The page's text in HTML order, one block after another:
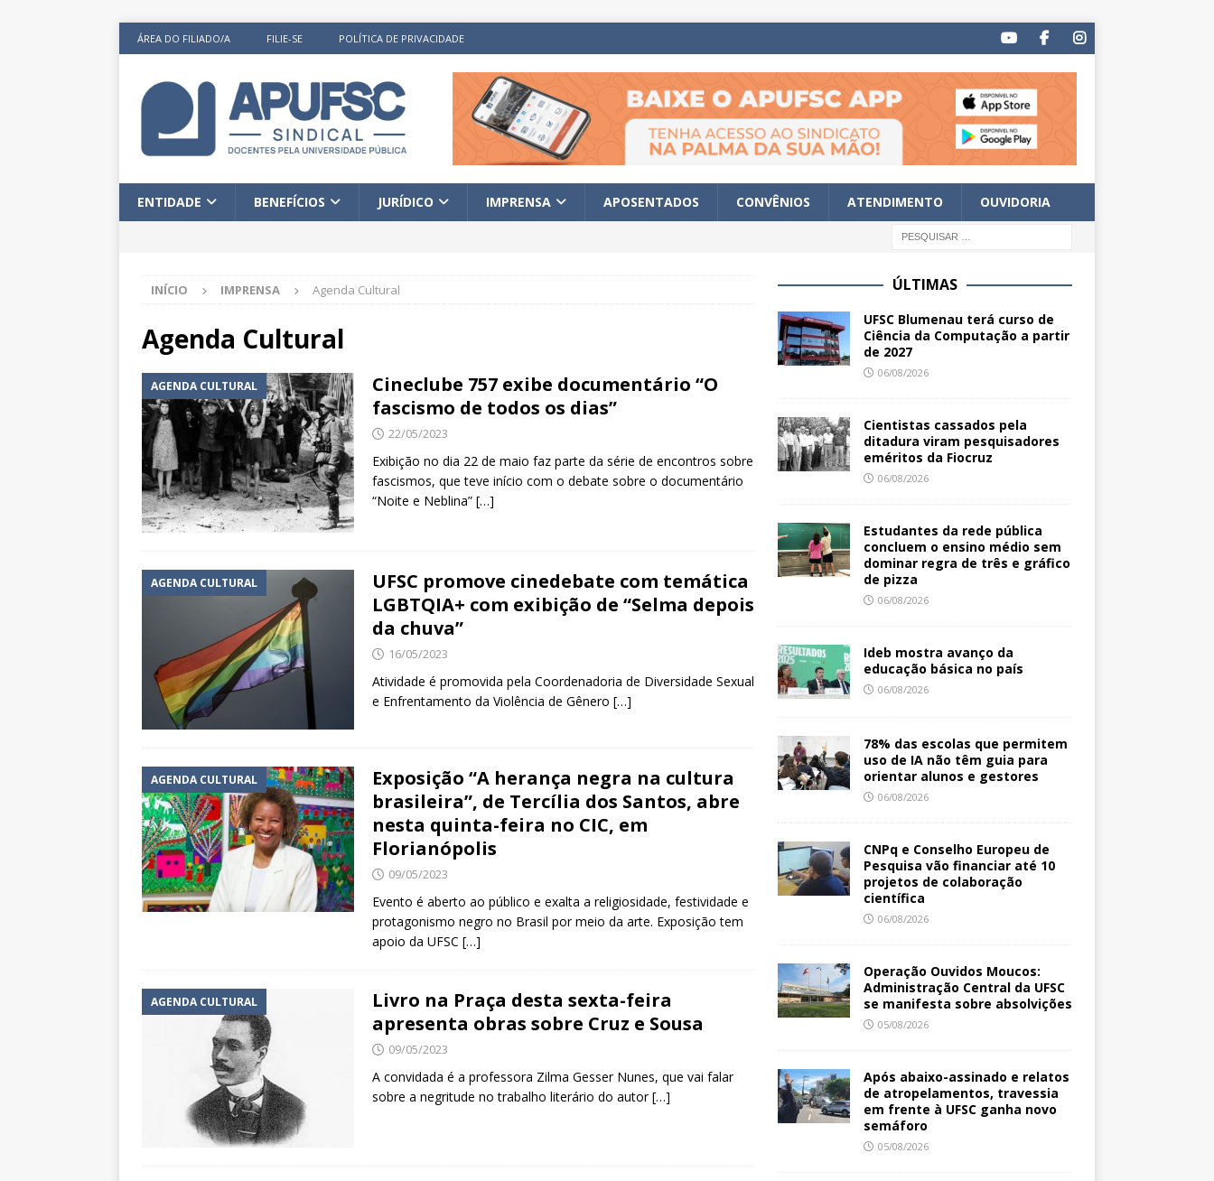
ÁREA DO FILIADO/A FILIE-SE POLÍTICA DE PRIVACIDADE
ENTIDADE BENEFÍCIOS JURÍDICO IMPRENSA APOSENTADOS CONVÊNIOS ATENDIMENTO OUVIDORIA
INÍCIO IMPRENSA Agenda Cultural
Agenda Cultural
AGENDA CULTURAL
Cineclube 757 exibe documentário “O
fascismo de todos os dias”
22/05/2023
Exibição no dia 22 de maio faz parte da série de encontros sobre
fascismos, que teve início com o debate sobre o documentário
“Noite e Neblina” […]
AGENDA CULTURAL
UFSC promove cinedebate com temática
LGBTQIA+ com exibição de “Selma depois
da chuva”
16/05/2023
Atividade é promovida pela Coordenadoria de Diversidade Sexual
e Enfrentamento da Violência de Gênero […]
AGENDA CULTURAL
Exposição “A herança negra na cultura
brasileira”, de Tercília dos Santos, abre
nesta quinta-feira no CIC, em
Florianópolis
09/05/2023
Evento é aberto ao público e exalta a religiosidade, festividade e
protagonismo negro no Brasil por meio da arte. Exposição tem
apoio da UFSC […]
AGENDA CULTURAL
Livro na Praça desta sexta-feira
apresenta obras sobre Cruz e Sousa
09/05/2023
A convidada é a professora Zilma Gesser Nunes, que vai falar
sobre a negritude no trabalho literário do autor[…]
ÚLTIMAS
UFSC Blumenau terá curso de
Ciência da Computação a partir
de 2027
06/08/2026
Cientistas cassados pela
ditadura viram pesquisadores
eméritos da Fiocruz
06/08/2026
Estudantes da rede pública
concluem o ensino médio sem
dominar regra de três e gráfico
de pizza
06/08/2026
Ideb mostra avanço da
educação básica no país
06/08/2026
78% das escolas que permitem
uso de IA não têm guia para
orientar alunos e gestores
06/08/2026
CNPq e Conselho Europeu de
Pesquisa vão financiar até 10
projetos de colaboração
científica
06/08/2026
Operação Ouvidos Moucos:
Administração Central da UFSC
se manifesta sobre absolvições
05/08/2026
Após abaixo-assinado e relatos
de atropelamentos, travessia
em frente à UFSC ganha novo
semáforo
05/08/2026